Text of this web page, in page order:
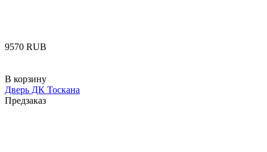
‍9570‍ RUB
В корзину
Дверь ДК Тоскана
Предзаказ